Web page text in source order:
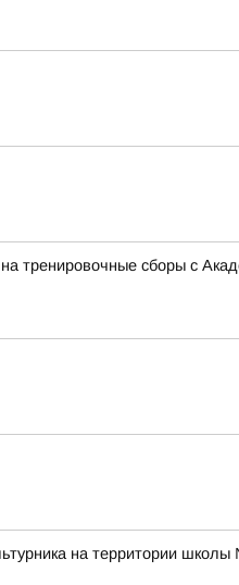
тренировочные сборы с
на территории